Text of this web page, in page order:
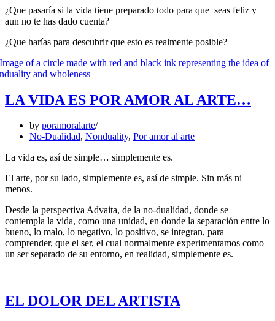
¿Que pasaría si la vida tiene preparado todo para que seas feliz y
aun no te has dado cuenta?
¿Que harías para descubrir que esto es realmente posible?
LA VIDA ES POR AMOR AL ARTE…
by poramoralarte
No-Dualidad, Nonduality, Por amor al arte
La vida es, así de simple… simplemente es.
El arte, por su lado, simplemente es, así de simple. Sin más ni
menos.
Desde la perspectiva Advaita, de la no-dualidad, donde se
contempla la vida, como una unidad, en donde la separación entre lo
bueno, lo malo, lo negativo, lo positivo, se integran, para
comprender, que el ser, el cual normalmente experimentamos como
un ser separado de su entorno, en realidad, simplemente es.
EL DOLOR DEL ARTISTA